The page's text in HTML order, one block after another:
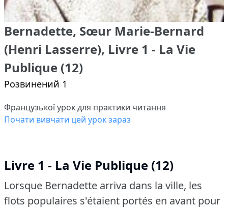
Bernadette, Sœur Marie-Bernard
(Henri Lasserre), Livre 1 - La Vie
Publique (12)
Розвинений 1
Французької урок для практики читання
Почати вивчати цей урок зараз
Livre 1 - La Vie Publique (12)
Lorsque Bernadette arriva dans la ville, les
flots populaires s'étaient portés en avant pour